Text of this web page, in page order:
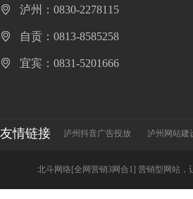
泸州：0830-2278115
自贡：0813-8585258
宜宾：0831-5201666
友情链接 泸州抖音广告投放 泸州网站建
北斗网络[全网营销3网合1] 营销型网站，